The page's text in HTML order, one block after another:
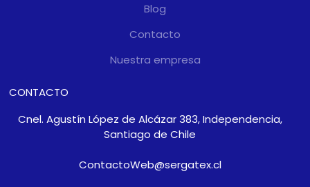
Blog
Contacto
Nuestra empresa
CONTACTO
Cnel. Agustín López de Alcázar 383, Independencia,
Santiago de Chile
ContactoWeb@sergatex.cl